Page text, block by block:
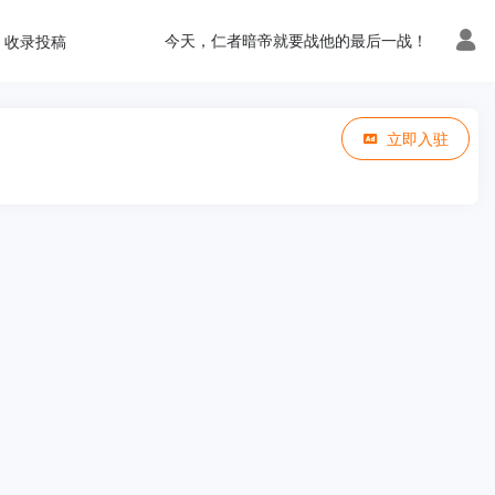
收录投稿 今天，仁者暗帝就要战他的最后一战！
立即入驻